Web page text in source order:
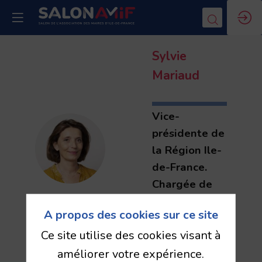
SM
Sylvie
Mariaud
Vice-
présidente de
la Région Ile-
de-France.
Chargée de
Achats
Responsables
A propos des cookies sur ce site
Ce site utilise des cookies visant à
améliorer votre expérience.